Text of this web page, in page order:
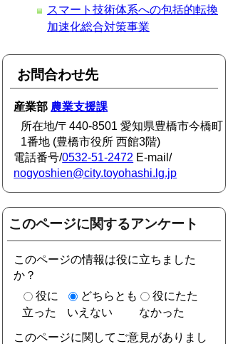
スマート技術体系への包括的転換
加速化総合対策事業
お問合わせ先
産業部 農業支援課
所在地/〒440-8501 愛知県豊橋市今橋町
1番地 (豊橋市役所 西館3階)
電話番号/0532-51-2472 E-mail/
nogyoshien@city.toyohashi.lg.jp
このページに関するアンケート
このページの情報は役に立ちました
か？
役に
立った
どちらとも
いえない
役にたた
なかった
このページに関してご意見がありまし